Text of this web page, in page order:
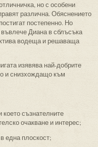
но с особени
различна. Обяснението
постепенно. Но
Диана в сблъсъка
водеща и решаваща
изявява най-добрите
и снизхождащо към
съзнателните
очакване и интерес;
една плоскост;